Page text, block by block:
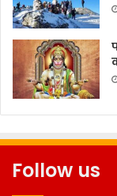
Follow us